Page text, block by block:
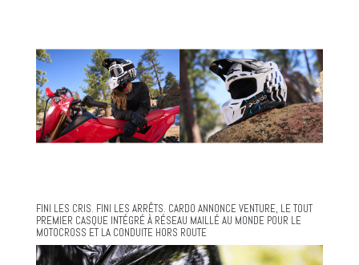
FINI LES CRIS. FINI LES ARRÊTS. CARDO ANNONCE VENTURE, LE TOUT
PREMIER CASQUE INTÉGRÉ À RÉSEAU MAILLÉ AU MONDE POUR LE
MOTOCROSS ET LA CONDUITE HORS ROUTE